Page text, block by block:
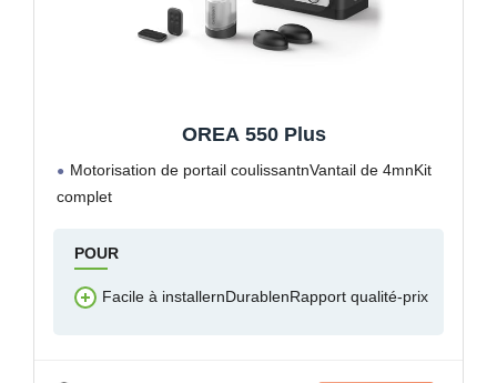
OREA 550 Plus
Motorisation de portail coulissantnVantail de 4mnKit
complet
POUR
Facile à installernDurablenRapport qualité-prix